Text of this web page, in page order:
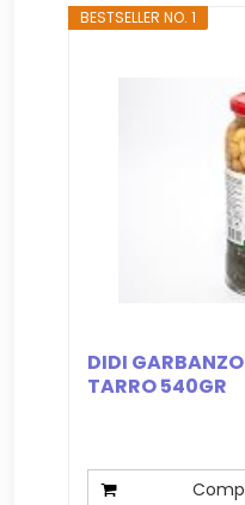
BESTSELLER NO. 1
DIDI
TARRO 540GR